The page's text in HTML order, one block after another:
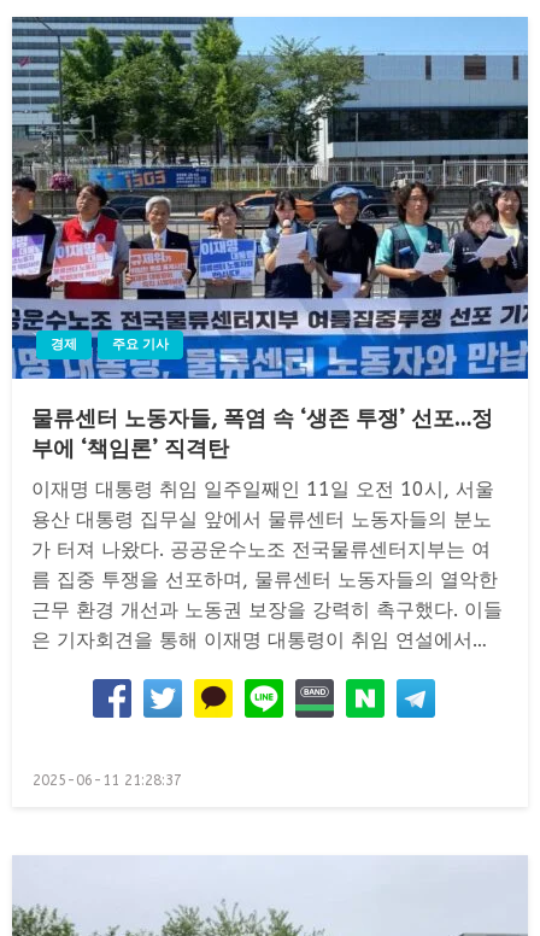
경제 주요 기사
물류센터 노동자들, 폭염 속 ‘생존 투쟁’ 선포…정
부에 ‘책임론’ 직격탄
이재명 대통령 취임 일주일째인 11일 오전 10시, 서울
용산 대통령 집무실 앞에서 물류센터 노동자들의 분노
가 터져 나왔다. 공공운수노조 전국물류센터지부는 여
름 집중 투쟁을 선포하며, 물류센터 노동자들의 열악한
근무 환경 개선과 노동권 보장을 강력히 촉구했다. 이들
은 기자회견을 통해 이재명 대통령이 취임 연설에서…
Posted
2025-06-11 21:28:37